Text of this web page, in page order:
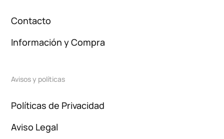
Contacto
Información y Compra
Avisos y políticas
Políticas de Privacidad
Aviso Legal